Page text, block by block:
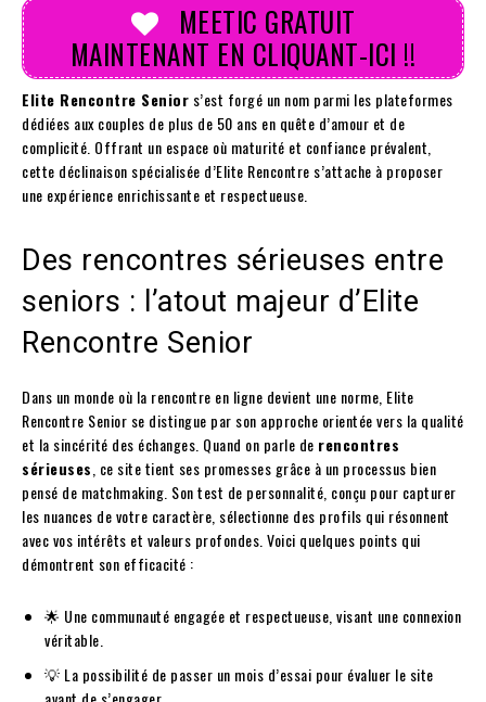
MEETIC GRATUIT
MAINTENANT EN CLIQUANT-ICI !!
Elite Rencontre Senior s’est forgé un nom parmi les plateformes
dédiées aux couples de plus de 50 ans en quête d’amour et de
complicité. Offrant un espace où maturité et confiance prévalent,
cette déclinaison spécialisée d’Elite Rencontre s’attache à proposer
une expérience enrichissante et respectueuse.
Des rencontres sérieuses entre
seniors : l’atout majeur d’Elite
Rencontre Senior
Dans un monde où la rencontre en ligne devient une norme, Elite
Rencontre Senior se distingue par son approche orientée vers la qualité
et la sincérité des échanges. Quand on parle de rencontres
sérieuses, ce site tient ses promesses grâce à un processus bien
pensé de matchmaking. Son test de personnalité, conçu pour capturer
les nuances de votre caractère, sélectionne des profils qui résonnent
avec vos intérêts et valeurs profondes. Voici quelques points qui
démontrent son efficacité :
🌟 Une communauté engagée et respectueuse, visant une connexion
véritable.
💡 La possibilité de passer un mois d’essai pour évaluer le site